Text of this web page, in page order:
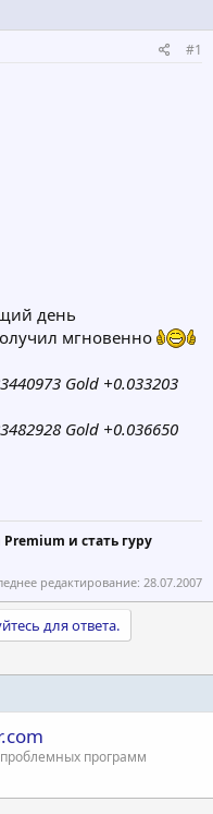
#1
день
мгновенно
Gold +0.033203
Gold +0.036650
и стать гуру
редактирование: 28.07.2007
для ответа.
программ